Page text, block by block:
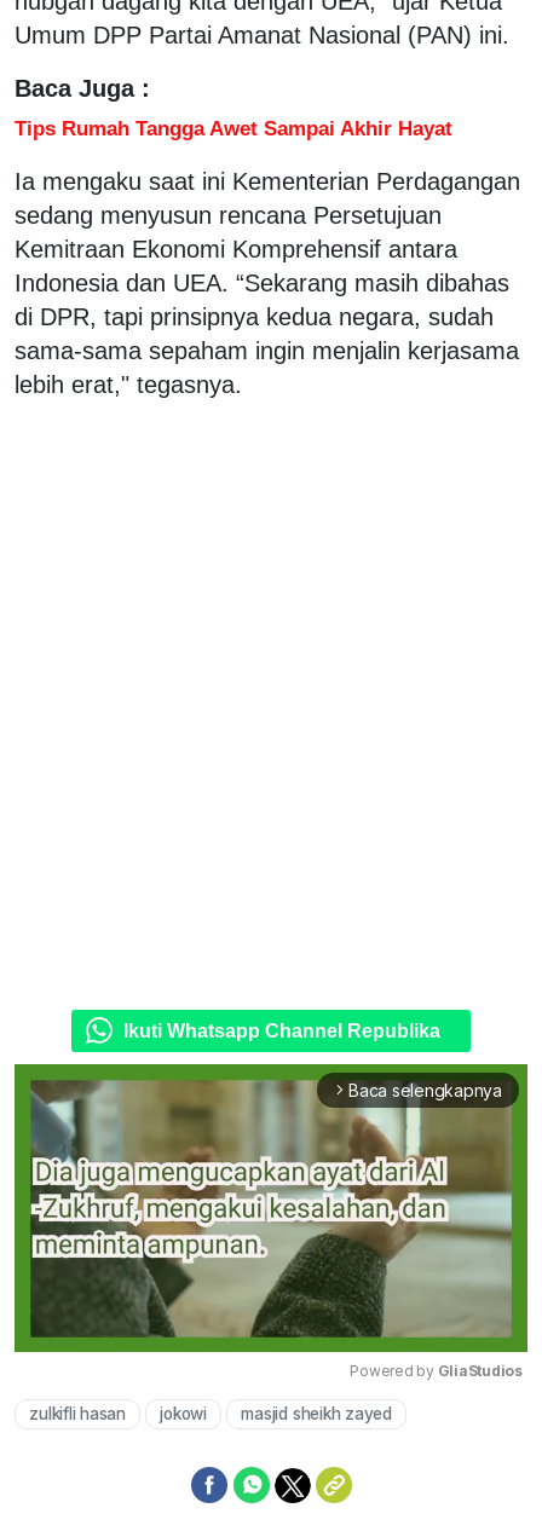
Umum DPP Partai Amanat Nasional (PAN) ini.
Baca Juga :
Tips Rumah Tangga Awet Sampai Akhir Hayat
Ia mengaku saat ini Kementerian Perdagangan
sedang menyusun rencana Persetujuan
Kemitraan Ekonomi Komprehensif antara
Indonesia dan UEA. “Sekarang masih dibahas
di DPR, tapi prinsipnya kedua negara, sudah
sama-sama sepaham ingin menjalin kerjasama
lebih erat," tegasnya.
Ikuti Whatsapp Channel Republika
arrow_forward_ios Baca selengkapnya
Powered by GliaStudios
zulkifli hasan jokowi masjid sheikh zayed